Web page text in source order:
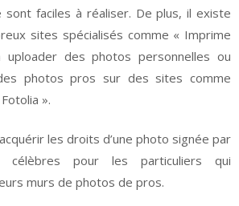
faciles à réaliser. De plus, il existe
sites spécialisés comme « Imprime
des photos personnelles ou
photos pros sur des sites comme
».
les droits d’une photo signée par
célèbres pour les particuliers qui
murs de photos de pros.